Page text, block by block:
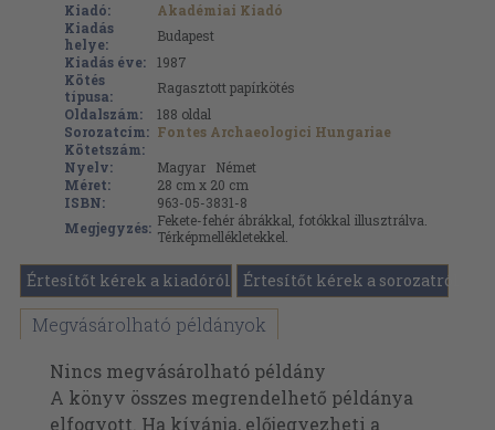
Kiadó:
Akadémiai Kiadó
Kiadás
helye:
Budapest
Kiadás éve:
1987
Kötés
típusa:
Ragasztott papírkötés
Oldalszám:
188 oldal
Sorozatcím: Fontes Archaeologici Hungariae
Kötetszám:
Nyelv:
Magyar
Német
Méret:
28 cm x 20 cm
ISBN:
963-05-3831-8
Megjegyzés: Fekete-fehér ábrákkal, fotókkal illusztrálva.
Térképmellékletekkel.
Értesítőt kérek a kiadóról Értesítőt kérek a sorozatról
Megvásárolható példányok
Nincs megvásárolható példány
A könyv összes megrendelhető példánya
elfogyott. Ha kívánja, előjegyezheti a